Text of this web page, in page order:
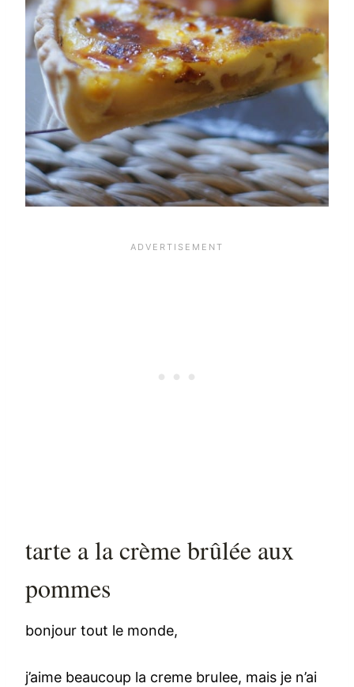
tarte a la crème brûlée aux
pommes
bonjour tout le monde,
j’aime beaucoup la creme brulee, mais je n’ai